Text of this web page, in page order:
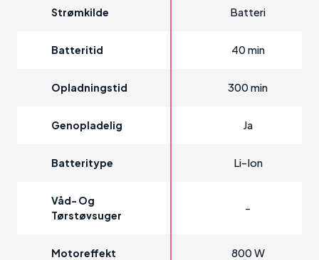
Strømkilde Batteri
Batteritid 40 min
Opladningstid 300 min
Genopladelig Ja
Batteritype Li-Ion
Våd- Og
Tørstøvsuger
-
Motoreffekt 800 W